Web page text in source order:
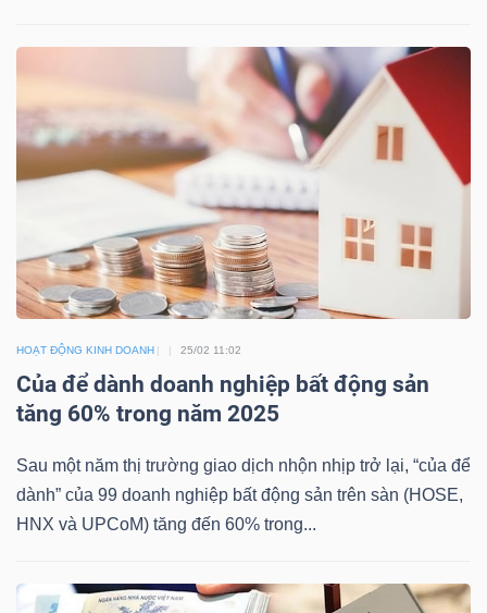
HOẠT ĐỘNG KINH DOANH 25/02 11:02
Của để dành doanh nghiệp bất động sản
tăng 60% trong năm 2025
Sau một năm thị trường giao dịch nhộn nhịp trở lại, “của để
dành” của 99 doanh nghiệp bất động sản trên sàn (HOSE,
HNX và UPCoM) tăng đến 60% trong...
HÓA
KINH
TẾ
THẾ
GIỚI